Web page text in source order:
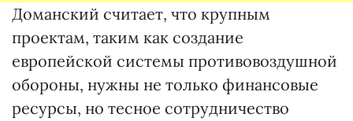
Доманский считает, что крупным
проектам, таким как создание
европейской системы противовоздушной
обороны, нужны не только финансовые
ресурсы, но тесное сотрудничество